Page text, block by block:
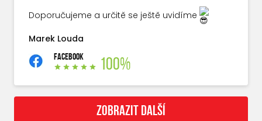
Doporučujeme a určitě se ještě uvidíme
Marek Louda
FACEBOOK 100%
ZOBRAZIT DALŠÍ